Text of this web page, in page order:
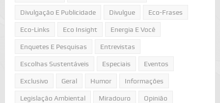
Divulgação E Publicidade Divulgue Eco-Frases
Eco-Links Eco Insight Energia E Você
Enquetes E Pesquisas Entrevistas
Escolhas Sustentáveis Especiais Eventos
Exclusivo Geral Humor Informações
Legislação Ambiental Miradouro Opinião